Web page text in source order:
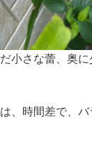
だ小さな蕾、奥
、時間差で、